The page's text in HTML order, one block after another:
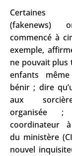
(fakenews)
commencé à
exemple,
ne pouvait plus
enfants
bénir ; dire
aux
organisée
coordinateur
du ministère
nouvel